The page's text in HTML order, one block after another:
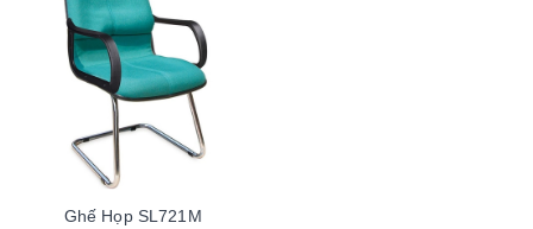
Ghế Họp SL721M